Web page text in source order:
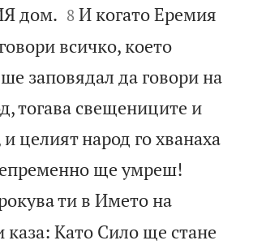
дом. 

8 И когато Еремия
всичко, което
заповядал да говори на
тогава свещениците и
целият народ го хванаха
ще умреш!
ти в Името на
Като Сило ще стане